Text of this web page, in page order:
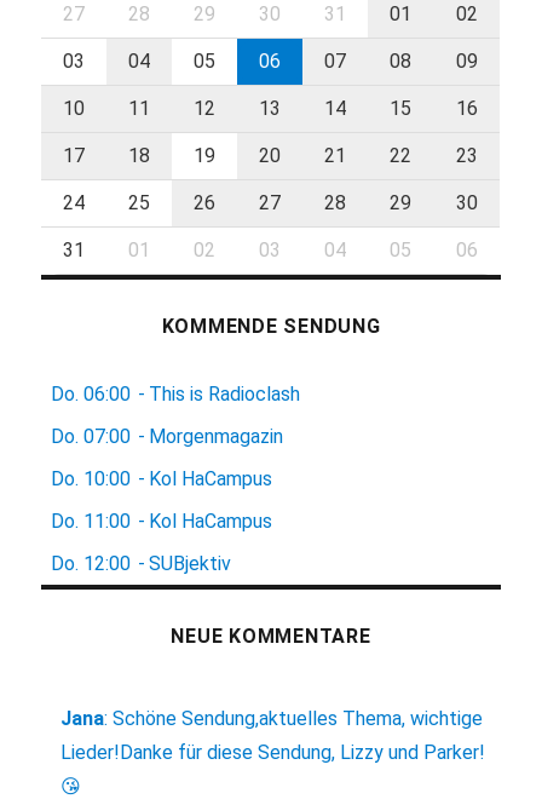
27 28 29 30 31 01 02
03 04 05 06 07 08 09
10 11 12 13 14 15 16
17 18 19 20 21 22 23
24 25 26 27 28 29 30
31 01 02 03 04 05 06
KOMMENDE SENDUNG
Do. 06:00 - This is Radioclash
Do. 07:00 - Morgenmagazin
Do. 10:00 - Kol HaCampus
Do. 11:00 - Kol HaCampus
Do. 12:00 - SUBjektiv
NEUE KOMMENTARE
Jana:Schöne Sendung,aktuelles Thema, wichtige
Lieder!Danke für diese Sendung, Lizzy und Parker!
😘